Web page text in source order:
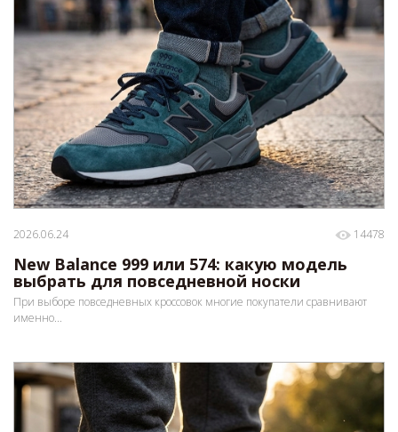
2026.06.24 14478
New Balance 999 или 574: какую модель
выбрать для повседневной носки
При выборе повседневных кроссовок многие покупатели сравнивают
именно...